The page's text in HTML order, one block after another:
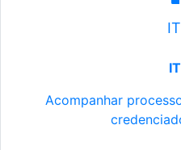
Acompanhar